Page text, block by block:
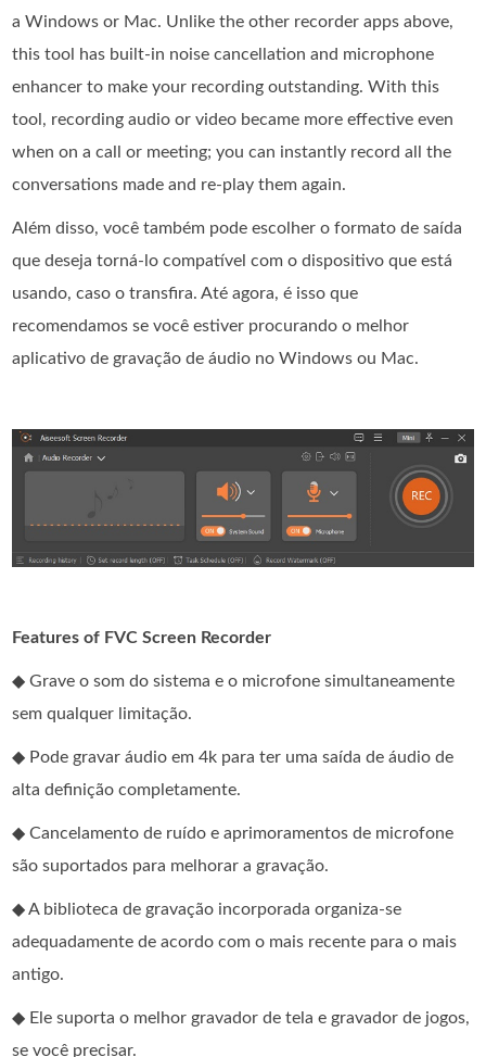
a Windows or Mac. Unlike the other recorder apps above,
this tool has built-in noise cancellation and microphone
enhancer to make your recording outstanding. With this
tool, recording audio or video became more effective even
when on a call or meeting; you can instantly record all the
conversations made and re-play them again.
Além disso, você também pode escolher o formato de saída
que deseja torná-lo compatível com o dispositivo que está
usando, caso o transfira. Até agora, é isso que
recomendamos se você estiver procurando o melhor
aplicativo de gravação de áudio no Windows ou Mac.
Features of FVC Screen Recorder
◆ Grave o som do sistema e o microfone simultaneamente
sem qualquer limitação.
◆ Pode gravar áudio em 4k para ter uma saída de áudio de
alta definição completamente.
◆ Cancelamento de ruído e aprimoramentos de microfone
são suportados para melhorar a gravação.
◆ A biblioteca de gravação incorporada organiza-se
adequadamente de acordo com o mais recente para o mais
antigo.
◆ Ele suporta o melhor gravador de tela e gravador de jogos,
se você precisar.